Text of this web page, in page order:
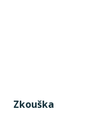
Zkouška